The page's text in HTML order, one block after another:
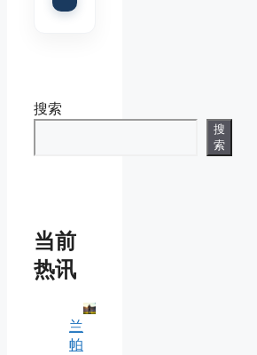
搜索
搜
索
当前
热讯
兰
帕